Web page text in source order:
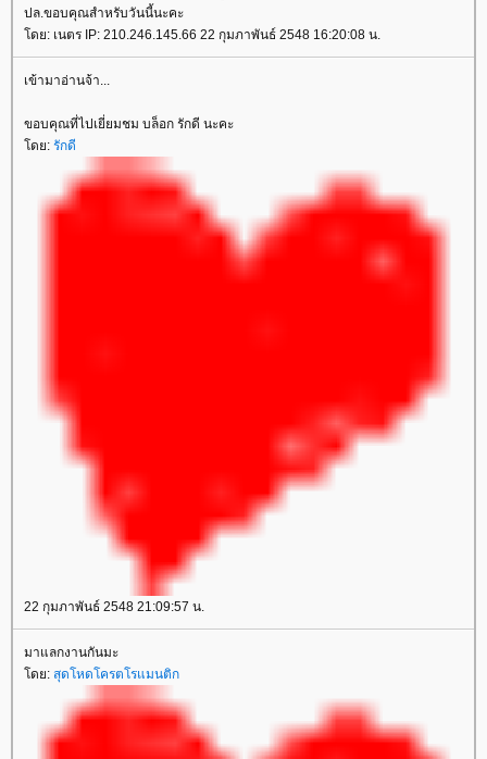
ปล.ขอบคุณสำหรับวันนี้นะคะ
ดย: เนตร IP: 210.246.145.66 22 กุมภาพันธ์ 2548 16:20:08 น.
เข้ามาอ่านจ้า...
ขอบคุณที่ไปเยี่ยมชม บล็อก รักดี นะคะ
ดย: รักดี
22 กุมภาพันธ์ 2548 21:09:57 น.
มาแลกงานกันมะ
ดย: สุดโหดโครตโรแมนติก